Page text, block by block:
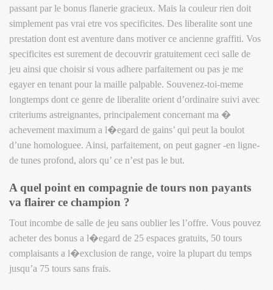
passant par le bonus flanerie gracieux. Mais la couleur rien doit
simplement pas vrai etre vos specificites. Des liberalite sont une
prestation dont est aventure dans motiver ce ancienne graffiti. Vos
specificites est surement de decouvrir gratuitement ceci salle de
jeu ainsi que choisir si vous adhere parfaitement ou pas je me
egayer en tenant pour la maille palpable. Souvenez-toi-meme
longtemps dont ce genre de liberalite orient d’ordinaire suivi avec
criteriums astreignantes, principalement concernant ma �
achevement maximum a l�egard de gains’ qui peut la boulot
d’une homologuee. Ainsi, parfaitement, on peut gagner -en ligne-
de tunes profond, alors qu’ ce n’est pas le but.
A quel point en compagnie de tours non payants
va flairer ce champion ?
Tout incombe de salle de jeu sans oublier les l’offre. Vous pouvez
acheter des bonus a l�egard de 25 espaces gratuits, 50 tours
complaisants a l�exclusion de range, voire la plupart du temps
jusqu’a 75 tours sans frais.